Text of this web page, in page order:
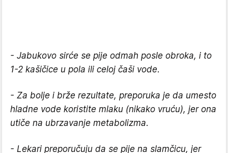
- Jabukovo sirće se pije odmah posle obroka, i to
1-2 kašičice u pola ili celoj čaši vode.
- Za bolje i brže rezultate, preporuka je da umesto
hladne vode koristite mlaku (nikako vruću), jer ona
utiče na ubrzavanje metabolizma.
- Lekari preporučuju da se pije na slamčicu, jer